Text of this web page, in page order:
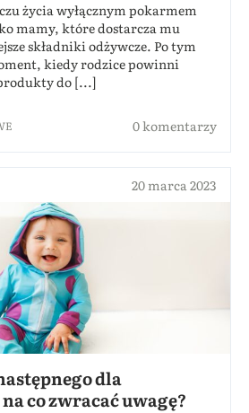
życia wyłącznym pokarmem
mamy, które dostarcza mu
składniki odżywcze. Po tym
kiedy rodzice powinni
do [...]
0 komentarzy
20 marca 2023
dla
co zwracać uwagę?